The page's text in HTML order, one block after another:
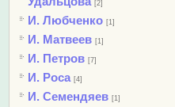
[2]
И. Любченко [1]
И. Матвеев [1]
И. Петров [7]
И. Роса [4]
И. Семендяев [1]